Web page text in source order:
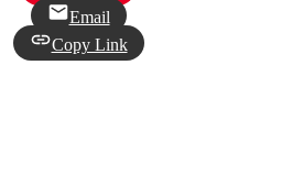
Email
Copy Link